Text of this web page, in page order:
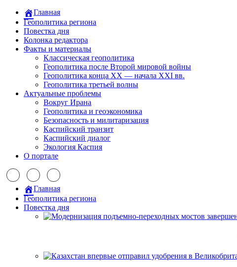
Главная
Геополитика региона
Повестка дня
Колонка редактора
Факты и материалы
Классическая геополитика
Геополитика после Второй мировой войны
Геополитика конца XX — начала XXI вв.
Геополитика третьей волны
Актуальные проблемы
Вокруг Ирана
Геополитика и геоэкономика
Безопасность и милитаризация
Каспийский транзит
Каспийский диалог
Экология Каспия
О портале
Главная
Геополитика региона
Повестка дня